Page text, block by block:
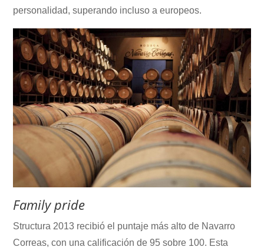
personalidad, superando incluso a europeos.
Family pride
Structura 2013 recibió el puntaje más alto de Navarro
Correas, con una calificación de 95 sobre 100. Esta